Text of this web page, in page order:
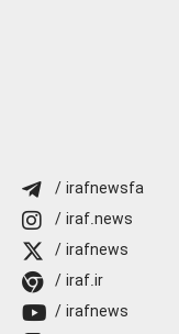
/ irafnewsfa
/ iraf.news
/ irafnews
/ iraf.ir
/ irafnews